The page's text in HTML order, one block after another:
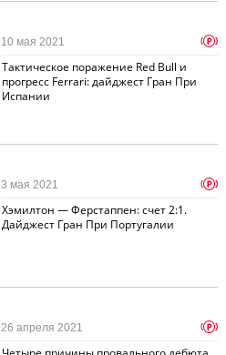
Тактическое поражение Red Bull и
прогресс Ferrari: дайджест Гран При
Испании
10 мая 2021 p
Хэмилтон — Ферстаппен: счет 2:1.
Дайджест Гран При Португалии
3 мая 2021 p
26 апреля 2021 p